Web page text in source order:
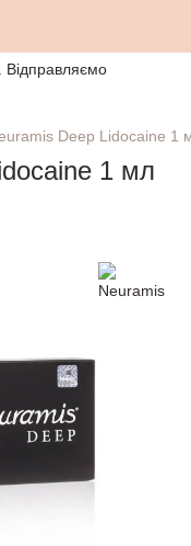
Відправляємо
Deep Lidocaine 1
1 мл